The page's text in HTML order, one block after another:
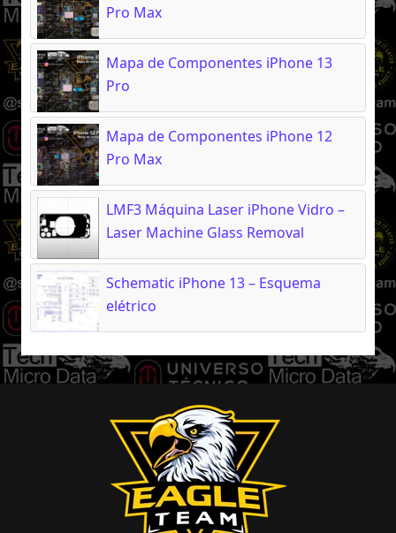
Pro Max
Mapa de Componentes iPhone 13
Pro
Mapa de Componentes iPhone 12
Pro Max
LMF3 Máquina Laser iPhone Vidro –
Laser Machine Glass Removal
Schematic iPhone 13 – Esquema
elétrico